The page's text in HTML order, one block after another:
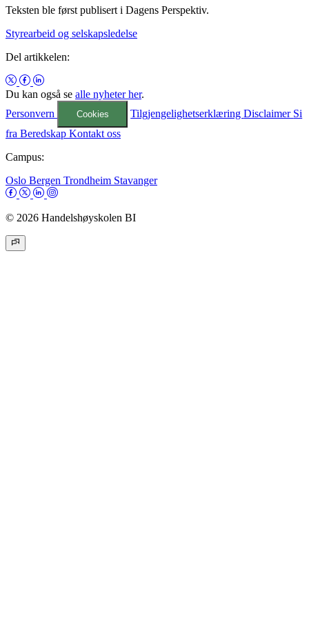
Teksten ble først publisert i Dagens Perspektiv.
Styrearbeid og selskapsledelse
Del artikkelen:
Du kan også se alle nyheter her.
Personvern
Cookies TilgjengelighetserklæringDisclaimer Si
fra Beredskap Kontakt oss
Campus:
Oslo Bergen Trondheim Stavanger
© 2026 Handelshøyskolen BI